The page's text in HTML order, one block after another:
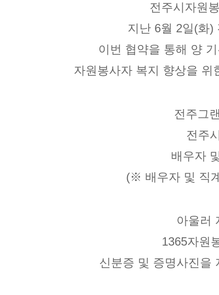
전주시자원
지난 6월 2일(화
이번 협약을 통해 양
자원봉사자 복지 향상을
전주그
전주
배우자
(※ 배우자 및 직
아울러
1365자원
신분증 및 증명사진을